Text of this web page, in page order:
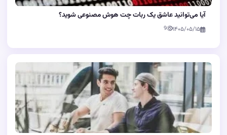
آیا می‌توانید عاشق یک ربات چت هوش مصنوعی شوید؟
۱۴۰۵/۰۵/۱۵ 9